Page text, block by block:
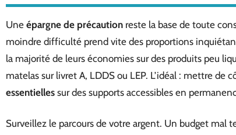
Une épargne de précaution reste la base de toute
moindre difficulté prend vite des proportions
la majorité de leurs économies sur des produits peu
matelas sur livret A, LDDS ou LEP. L’idéal : mettre de
essentielles sur des supports accessibles en
Surveillez le parcours de votre argent. Un budget mal